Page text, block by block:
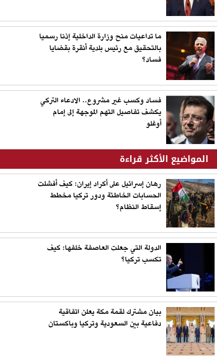
ما تداعيات منح وزارة الداخلية إذنا رسميا
بالتحقيق مع رئيس بلدية أنقرة بقضايا
فساد؟
فساد وكسب غير مشروع.. الادعاء التركي
يكشف تفاصيل التهم الموجهة إلى إمام
أوغلو
المواضيع الأكثر قراءة
رهان إسرائيل على أكراد إيران: كيف أفشلت
الحسابات الخاطئة ودور تركيا مخطط
إسقاط النظام؟
الدولة التي جعلت العاصفة خلفها: كيف
تكسب تركيا؟
بيان مشترك لقمة مكة يعلن اتفاقية
دفاعية بين السعودية وتركيا وباكستان